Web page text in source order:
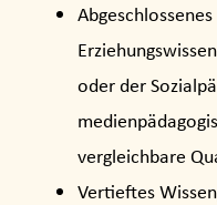
oder der
vergleichbare
Vertieftes